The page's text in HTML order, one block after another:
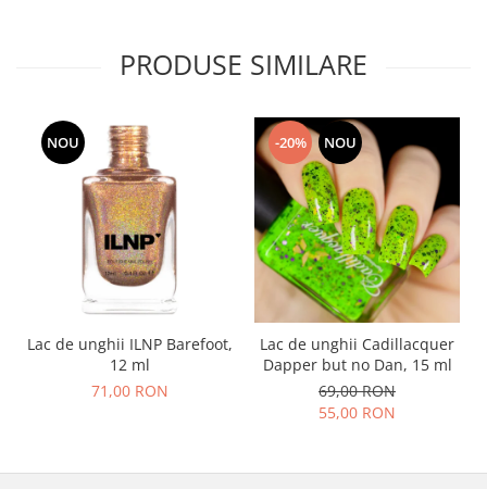
PRODUSE SIMILARE
NOU
Lac de unghii ILNP Barefoot,
12 ml
71,00 RON
-20% NOU
Lac de unghii Cadillacquer
Dapper but no Dan, 15 ml
69,00 RON
55,00 RON